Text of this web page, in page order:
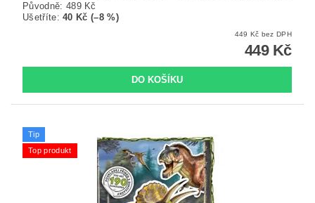
Původně: 489 Kč
Ušetříte:40 Kč (–8 %)
449 Kč bez DPH
449 Kč
Tip
Top produkt